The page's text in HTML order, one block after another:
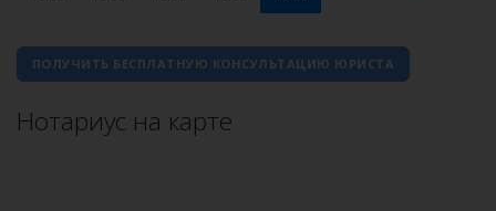
ПОЛУЧИТЬ БЕСПЛАТНУЮ КОНСУЛЬТАЦИЮ ЮРИСТА
Нотариус на карте